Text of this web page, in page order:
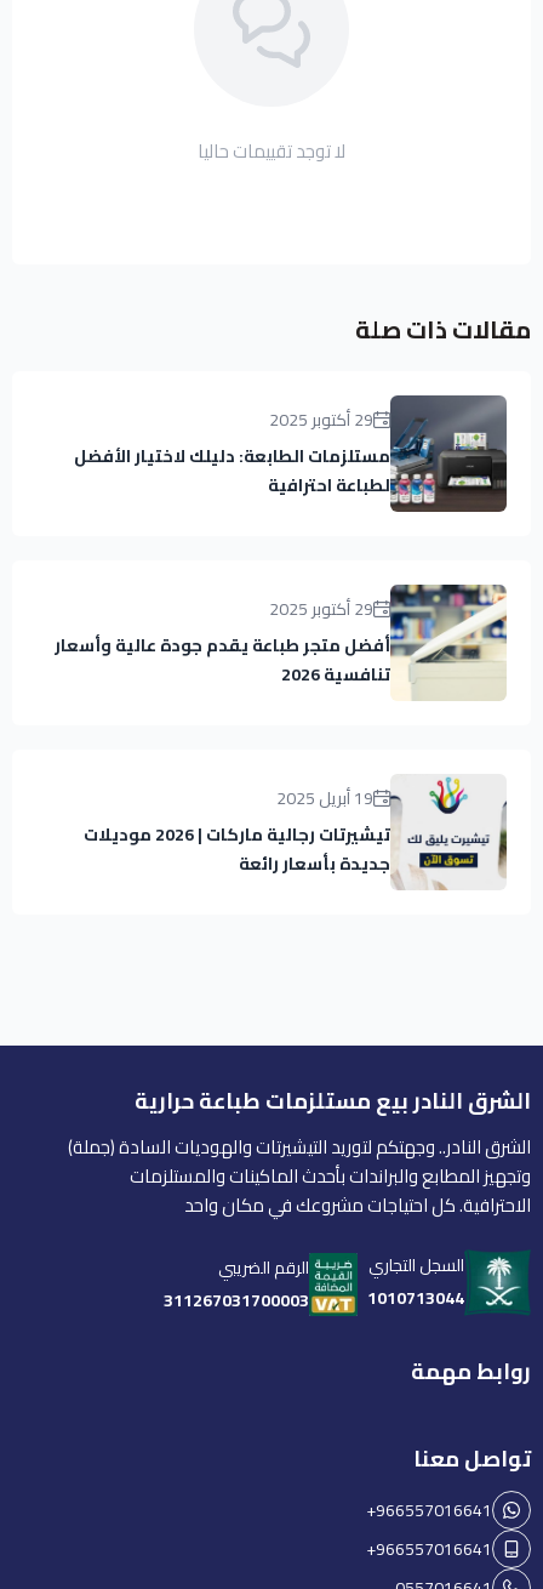
لا توجد تقييمات حاليا
مقالات ذات صلة
29 أكتوبر 2025
مستلزمات الطابعة: دليلك لاختيار الأفضل
لطباعة احترافية
29 أكتوبر 2025
أفضل متجر طباعة يقدم جودة عالية وأسعار
تنافسية 2026
19 أبريل 2025
تيشيرتات رجالية ماركات | 2026 موديلات
جديدة بأسعار رائعة
الشرق النادر بيع مستلزمات طباعة حرارية
الشرق النادر.. وجهتكم لتوريد التيشيرتات والهوديات السادة (جملة)
وتجهيز المطابع والبراندات بأحدث الماكينات والمستلزمات
الاحترافية. كل احتياجات مشروعك في مكان واحد
السجل التجاري
1010713044
الرقم الضريبي
311267031700003
روابط مهمة
تواصل معنا
+966557016641
+966557016641